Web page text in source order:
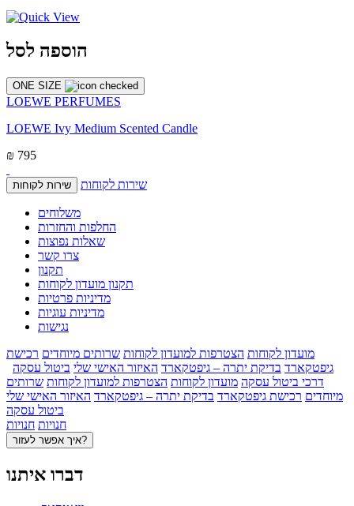
הוספה לסל
ONE SIZE
LOEWE PERFUMES
LOEWE Ivy Medium Scented Candle
₪ 795
שירות לקוחות שירות לקוחות
משלוחים
החלפות והחזרות
שאלות נפוצות
צרו קשר
תקנון
תקנון מועדון לקוחות
מדיניות פרטיות
מדיניות עוגיות
נגישות
מועדון לקוחות הצטרפות למועדון לקוחות שרותים מיוחדים רכישת
גיפטקארד בדיקת יתרה – גיפטקארד האיזור האישי שלי ביטול עסקה
דרכי ביטול עסקה מועדון לקוחות הצטרפות למועדון לקוחות שרותים
מיוחדים רכישת גיפטקארד בדיקת יתרה – גיפטקארד האיזור האישי שלי
ביטול עסקה
חנויות חנויות
איך אפשר לעזור?
דברו איתנו